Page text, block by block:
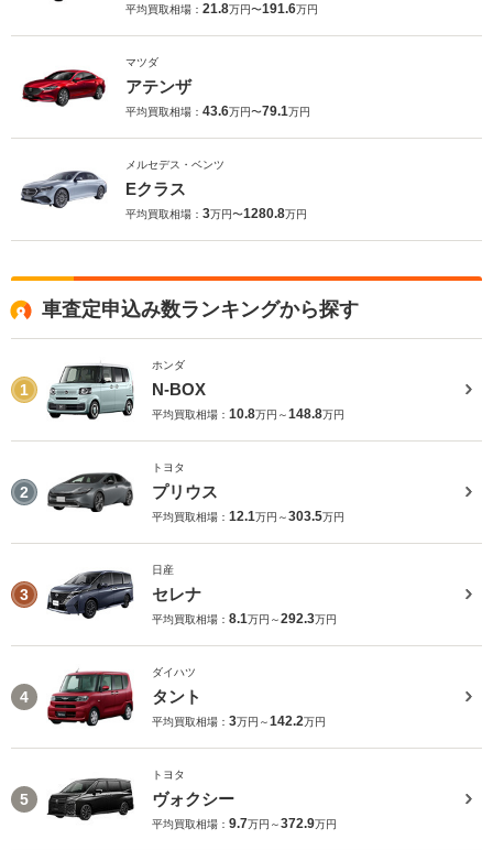
平均買取相場： 21.8万円〜191.6万円
マツダ
アテンザ
平均買取相場： 43.6万円〜79.1万円
メルセデス・ベンツ
Eクラス
平均買取相場： 3万円〜1280.8万円
車査定申込み数ランキングから探す
1
ホンダ
N-BOX
平均買取相場： 10.8万円～148.8万円
2
トヨタ
プリウス
平均買取相場： 12.1万円～303.5万円
3
日産
セレナ
平均買取相場： 8.1万円～292.3万円
4
ダイハツ
タント
平均買取相場： 3万円～142.2万円
5
トヨタ
ヴォクシー
平均買取相場： 9.7万円～372.9万円